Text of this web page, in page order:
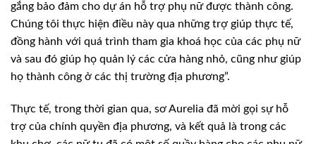
gắng bảo đảm cho dự án hỗ trợ phụ nữ được thành công.
Chúng tôi thực hiện điều này qua những trợ giúp thực tế,
đồng hành với quá trình tham gia khoá học của các phụ nữ
và sau đó giúp họ quản lý các cửa hàng nhỏ, cũng như giúp
họ thành công ở các thị trường địa phương”.
Thực tế, trong thời gian qua, sơ Aurelia đã mời gọi sự hỗ
trợ của chính quyền địa phương, và kết quả là trong các